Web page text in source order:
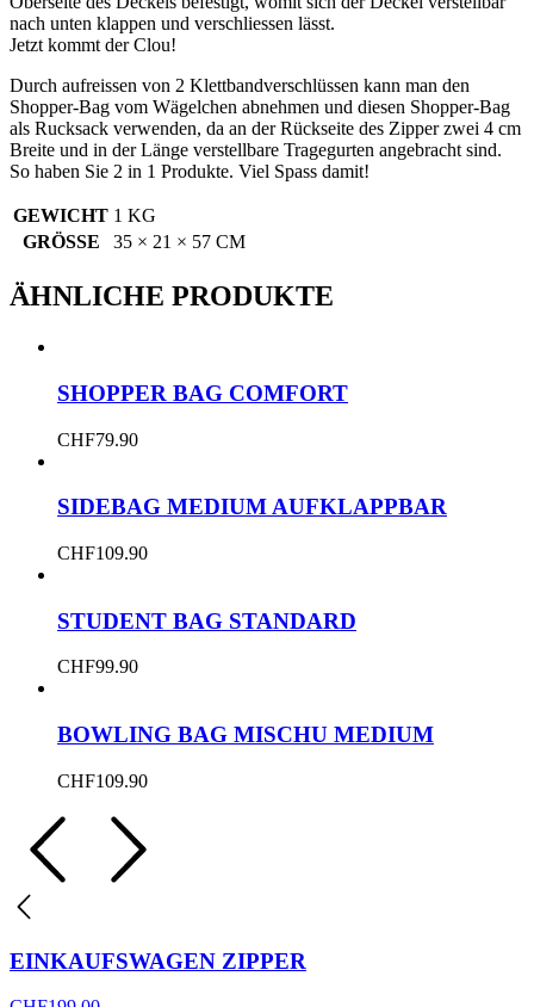
nach unten klappen und verschliessen lässt.
Jetzt kommt der Clou!
Durch aufreissen von 2 Klettbandverschlüssen kann man den
Shopper-Bag vom Wägelchen abnehmen und diesen Shopper-Bag
als Rucksack verwenden, da an der Rückseite des Zipper zwei 4 cm
Breite und in der Länge verstellbare Tragegurten angebracht sind.
So haben Sie 2 in 1 Produkte. Viel Spass damit!
GEWICHT 1 KG
GRÖSSE
35 × 21 × 57 CM
ÄHNLICHE PRODUKTE
SHOPPER BAG COMFORT
CHF79.90
SIDEBAG MEDIUM AUFKLAPPBAR
CHF109.90
STUDENT BAG STANDARD
CHF99.90
BOWLING BAG MISCHU MEDIUM
CHF109.90
EINKAUFSWAGEN ZIPPER